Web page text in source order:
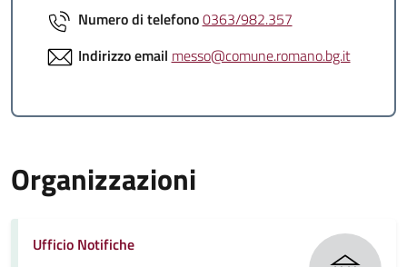
Numero di telefono0363/982.357
Indirizzo email messo@comune.romano.bg.it
Organizzazioni
Ufficio Notifiche